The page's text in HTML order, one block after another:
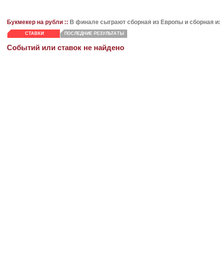
Букмекер на рубли :: В финале сыграют сборная из Европы и сборная
СТАВКИ ПОСЛЕДНИЕ РЕЗУЛЬТАТЫ
Событий или ставок не найдено